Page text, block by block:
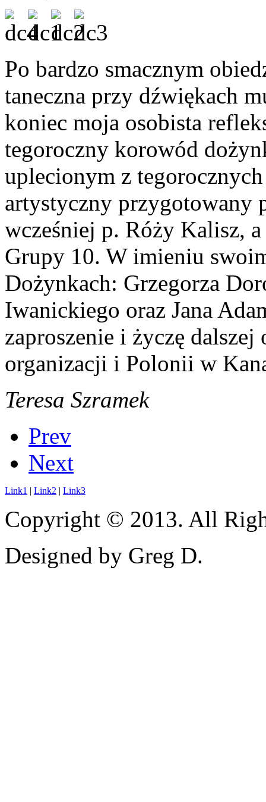
Po bardzo smacznym
taneczna przy dźwiękach
koniec moja osobista
tegoroczny korowód
uplecionym z
artystyczny przygotowany
wcześniej p. Róży Kalisz,
Grupy 10. W imieniu
Dożynkach: Grzegorza
Iwanickiego oraz Jana
zaproszenie i życzę
organizacji i Polonii w
Teresa Szramek
Prev
Next
Link1 | Link2 | Link3
Copyright © 2013. All
Designed by Greg D.